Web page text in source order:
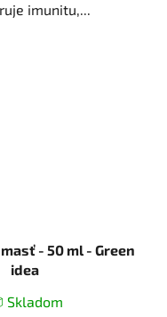
imunitu,...
- 50 ml - Green
idea
Skladom